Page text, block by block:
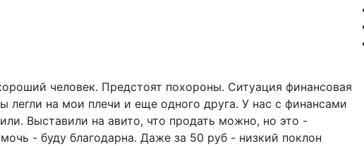
человек. Предстоят похороны. Ситуация финансовая
легли на мои плечи и еще одного друга. У нас с финансами
Выставили на авито, что продать можно, но это -
- буду благодарна. Даже за 50 руб - низкий поклон